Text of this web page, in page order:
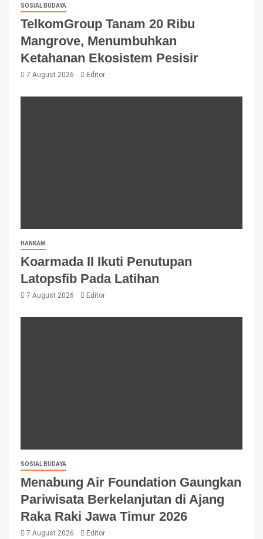
SOSIAL BUDAYA
TelkomGroup Tanam 20 Ribu
Mangrove, Menumbuhkan
Ketahanan Ekosistem Pesisir
7 August 2026 Editor
HANKAM
Koarmada II Ikuti Penutupan
Latopsfib Pada Latihan
7 August 2026 Editor
SOSIAL BUDAYA
Menabung Air Foundation Gaungkan
Pariwisata Berkelanjutan di Ajang
Raka Raki Jawa Timur 2026
7 August 2026 Editor